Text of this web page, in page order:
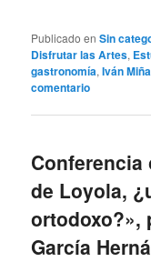
Publicado en Sin
Disfrutar las Artes,
gastronomía,Iván
comentario
de Loyola,
ortodoxo?»,
García